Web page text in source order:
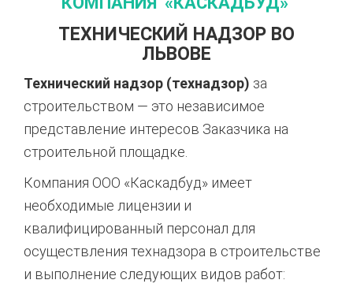
ТЕХНИЧЕСКИЙ НАДЗОР ВО
ЛЬВОВЕ
Технический надзор (технадзор) за
строительством — это независимое
представление интересов Заказчика на
строительной площадке.
Компания ООО «Каскадбуд» имеет
необходимые лицензии и
квалифицированный персонал для
осуществления технадзора в строительстве
и выполнение следующих видов работ: